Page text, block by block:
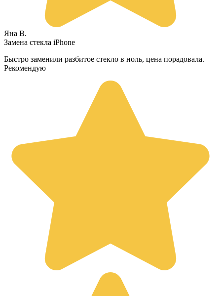
Яна В.
Замена стекла iPhone
Быстро заменили разбитое стекло в ноль, цена порадовала.
Рекомендую